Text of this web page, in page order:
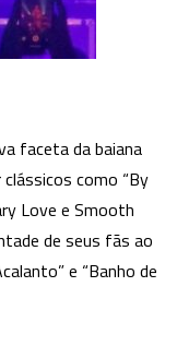
faceta da baiana
como “By
Love e Smooth
de seus fãs ao
e “Banho de